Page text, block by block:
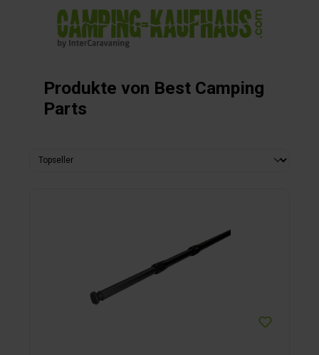
springen
Produkte von Best Camping
Parts